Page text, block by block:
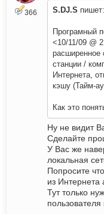
366 S.DJ.S пишет:
Програмный
<10/11/09 @
расширенное
станции /
Интернета,
кэшу (Тайм-
Как это
Ну не видит
Сделайте
У Вас же
локальная
Попросите
из Интернета
Тут только
пользователя